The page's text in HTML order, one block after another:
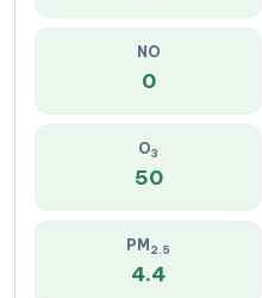
NO
0
O3
50
PM 2.5
4.4